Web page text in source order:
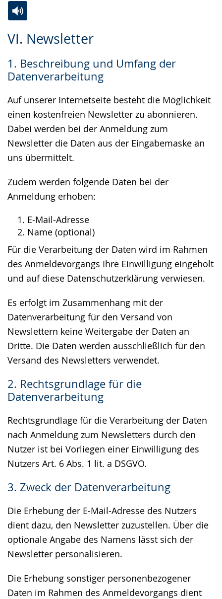
VI. Newsletter
1. Beschreibung und Umfang der
Datenverarbeitung
Auf unserer Internetseite besteht die Möglichkeit
einen kostenfreien Newsletter zu abonnieren.
Dabei werden bei der Anmeldung zum
Newsletter die Daten aus der Eingabemaske an
uns übermittelt.
Zudem werden folgende Daten bei der
Anmeldung erhoben:
E-Mail-Adresse
Name (optional)
Für die Verarbeitung der Daten wird im Rahmen
des Anmeldevorgangs Ihre Einwilligung eingeholt
und auf diese Datenschutzerklärung verwiesen.
Es erfolgt im Zusammenhang mit der
Datenverarbeitung für den Versand von
Newslettern keine Weitergabe der Daten an
Dritte. Die Daten werden ausschließlich für den
Versand des Newsletters verwendet.
2. Rechtsgrundlage für die
Datenverarbeitung
Rechtsgrundlage für die Verarbeitung der Daten
nach Anmeldung zum Newsletters durch den
Nutzer ist bei Vorliegen einer Einwilligung des
Nutzers Art. 6 Abs. 1 lit. a DSGVO.
3. Zweck der Datenverarbeitung
Die Erhebung der E-Mail-Adresse des Nutzers
dient dazu, den Newsletter zuzustellen. Über die
optionale Angabe des Namens lässt sich der
Newsletter personalisieren.
Die Erhebung sonstiger personenbezogener
Daten im Rahmen des Anmeldevorgangs dient
Leichten
wechseln.
Audio-
Video
Deutscher
wird
angezeigt.